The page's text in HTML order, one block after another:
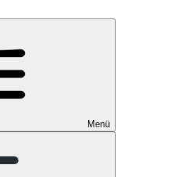
Menü